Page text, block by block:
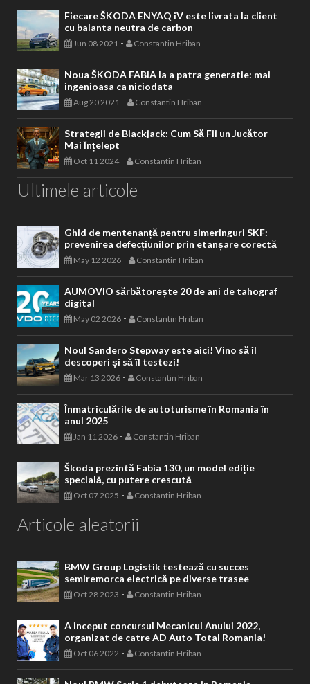
Fiecare ŠKODA ENYAQ iV este livrata la client
cu balanta neutra de carbon
Jun 08 2021 - Constantin Hriban
Noua ŠKODA FABIA la a patra generatie: mai
ingenioasa ca niciodata
Aug 20 2021 - Constantin Hriban
Strategii de Blackjack: Cum Să Fii un Jucător
Mai Înțelept
Oct 11 2024- Constantin Hriban
Ultimele articole
Ghid de mentenanță pentru simeringuri SKF:
prevenirea defecțiunilor prin etanșare corectă
May 12 2026 - Constantin Hriban
AUMOVIO sărbătorește 20 de ani de tahograf
digital
May 02 2026 - Constantin Hriban
Noul Sandero Stepway este aici! Vino să îl
descoperi și să îl testezi!
Mar 13 2026 - Constantin Hriban
Înmatriculările de autoturisme în Romania în
anul 2025
Jan 11 2026 - Constantin Hriban
Škoda prezintă Fabia 130, un model ediție
specială, cu putere crescută
Oct 07 2025 - Constantin Hriban
Articole aleatorii
BMW Group Logistik testează cu succes
semiremorca electrică pe diverse trasee
Oct 28 2023 - Constantin Hriban
A inceput concursul Mecanicul Anului 2022,
organizat de catre AD Auto Total Romania!
Oct 06 2022 - Constantin Hriban